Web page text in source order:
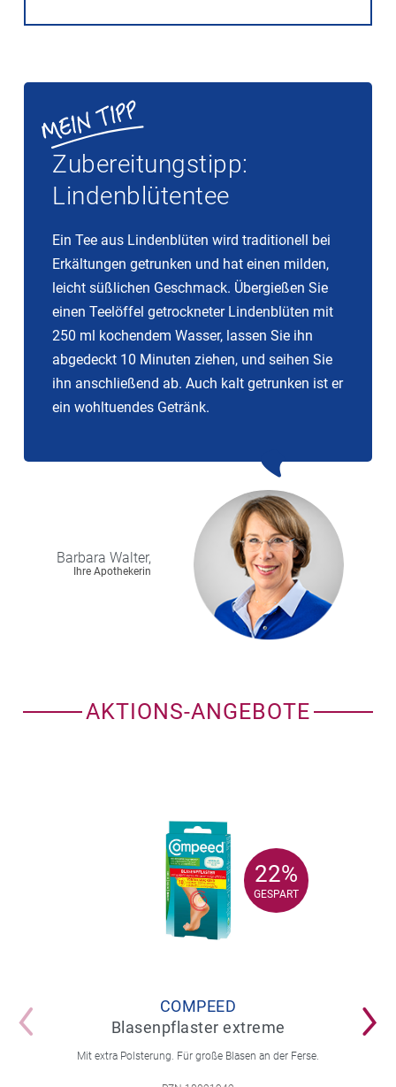
Zubereitungstipp:
Lindenblütentee
Ein Tee aus Lindenblüten wird traditionell bei
Erkältungen getrunken und hat einen milden,
leicht süßlichen Geschmack. Übergießen Sie
einen Teelöffel getrockneter Lindenblüten mit
250 ml kochendem Wasser, lassen Sie ihn
abgedeckt 10 Minuten ziehen, und seihen Sie
ihn anschließend ab. Auch kalt getrunken ist er
ein wohltuendes Getränk.
Barbara Walter,
Ihre Apothekerin
AKTIONS-ANGEBOTE
22%
GESPART
22%
GESPART
COMPEED
Blasenpflaster extreme
Mit extra Polsterung. Für große Blasen an der Ferse.